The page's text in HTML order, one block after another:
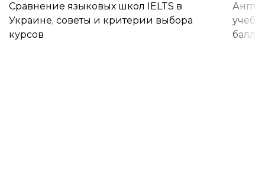
Сравнение языковых школ IELTS в
Украине, советы и критерии выбора
курсов
учебы
баллы